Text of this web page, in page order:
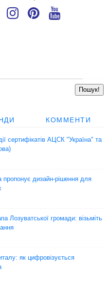
КОММЕНТИ
сертифікатів АЦСК "Україна" та
пропонує дизайн-рішення для
громади: візьміть
як цифровізується